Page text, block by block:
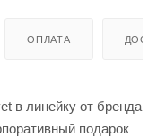
ОПЛАТА
в линейку от бренда
подарок